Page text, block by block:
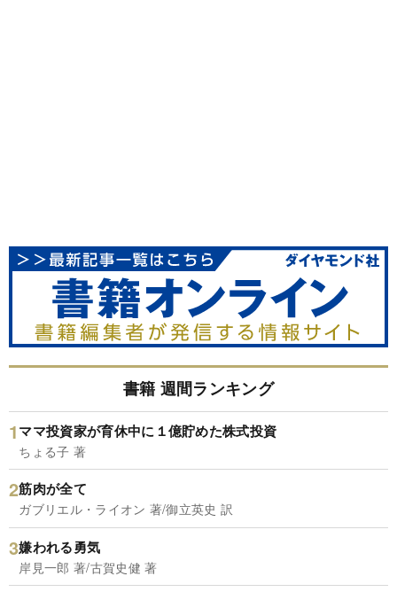
書籍 週間ランキング
ママ投資家が育休中に１億貯めた株式投資
ちょる子 著
筋肉が全て
ガブリエル・ライオン 著/御立英史 訳
嫌われる勇気
岸見一郎 著/古賀史健 著